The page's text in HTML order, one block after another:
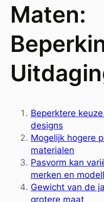
Maten:
Beperktere
designs
Mogelijk hogere
materialen
Pasvorm kan
merken en
Gewicht van de
grotere maat